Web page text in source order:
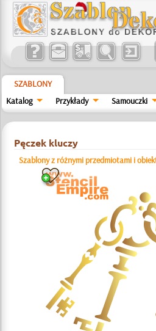
SZABLONY
Katalog
Przykłady Samouczki
Pęczek kluczy
Szablony z różnymi przedmiotami i